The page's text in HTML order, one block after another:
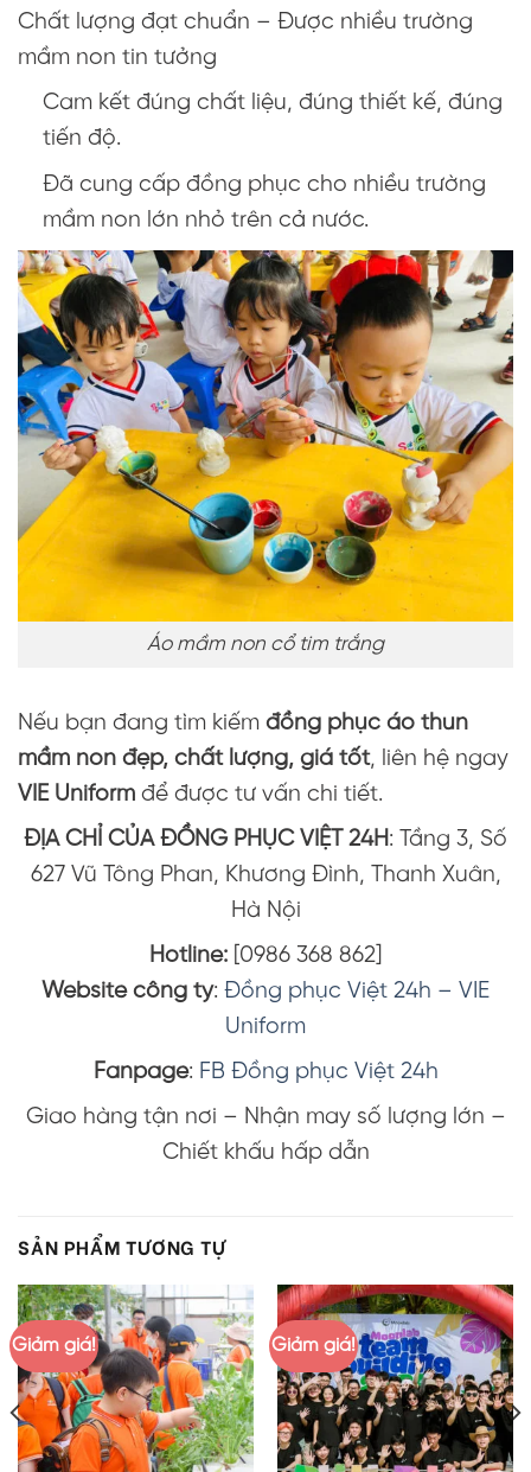
Chất lượng đạt chuẩn – Được nhiều trường
mầm non tin tưởng
Cam kết đúng chất liệu, đúng thiết kế, đúng
tiến độ.
Đã cung cấp đồng phục cho nhiều trường
mầm non lớn nhỏ trên cả nước.
Áo mầm non cổ tim trắng
Nếu bạn đang tìm kiếm đồng phục áo thun
mầm non đẹp, chất lượng, giá tốt, liên hệ ngay
VIE Uniform để được tư vấn chi tiết.
ĐỊA CHỈ CỦA ĐỒNG PHỤC VIỆT 24H: Tầng 3, Số
627 Vũ Tông Phan, Khương Đình, Thanh Xuân,
Hà Nội
Hotline: [0986 368 862]
Website công ty: Đồng phục Việt 24h – VIE
Uniform
Fanpage: FB Đồng phục Việt 24h
Giao hàng tận nơi – Nhận may số lượng lớn –
Chiết khấu hấp dẫn
SẢN PHẨM TƯƠNG TỰ
Giảm giá! Giảm giá!